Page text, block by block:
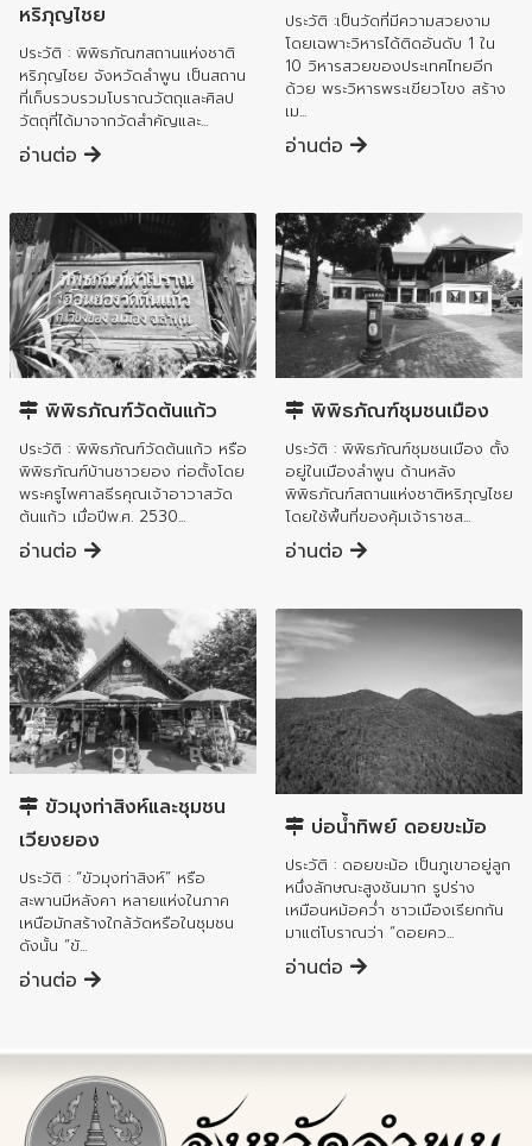
หริภุญไชย
ประวัติ : พิพิธภัณฑสถานแห่งชาติ
หริภุญไชย จังหวัดลำพูน เป็นสถาน
ที่เก็บรวบรวมโบราณวัตถุและศิลป
วัตถุที่ได้มาจากวัดสำคัญและ...
อ่านต่อ
ประวัติ :เป็นวัดที่มีความสวยงาม
โดยเฉพาะวิหารได้ติดอันดับ 1 ใน
10 วิหารสวยของประเทศไทยอีก
ด้วย พระวิหารพระเขียวโขง สร้าง
เม...
อ่านต่อ
อำเภอเมืองลำพูน
พิพิธภัณฑ์วัดต้นแก้ว
ประวัติ : พิพิธภัณฑ์วัดต้นแก้ว หรือ
พิพิธภัณฑ์บ้านชาวยอง ก่อตั้งโดย
พระครูไพศาลธีรคุณเจ้าอาวาสวัด
ต้นแก้ว เมื่อปีพ.ศ. 2530...
อ่านต่อ
อำเภอเมืองลำพูน
พิพิธภัณฑ์ชุมชนเมือง
ประวัติ : พิพิธภัณฑ์ชุมชนเมือง ตั้ง
อยู่ในเมืองลำพูน ด้านหลัง
พิพิธภัณฑ์สถานแห่งชาติหริภุญไชย
โดยใช้พื้นที่ของคุ้มเจ้าราชส...
อ่านต่อ
อำเภอเมืองลำพูน
ขัวมุงท่าสิงห์และชุมชน
เวียงยอง
ประวัติ : “ขัวมุงท่าสิงห์” หรือ
สะพานมีหลังคา หลายแห่งในภาค
เหนือมักสร้างใกล้วัดหรือในชุมชน
ดังนั้น “ขั...
อ่านต่อ
อำเภอเมืองลำพูน
บ่อน้ำทิพย์ ดอยขะม้อ
ประวัติ : ดอยขะม้อ เป็นภูเขาอยู่ลูก
หนึ่งลักษณะสูงชันมาก รูปร่าง
เหมือนหม้อคว่ำ ชาวเมืองเรียกกัน
มาแต่โบราณว่า “ดอยคว...
อ่านต่อ